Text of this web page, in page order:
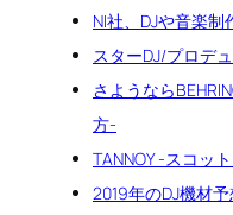
NI社、DJや音楽
スターDJ/プロデ
さようなら
方-
TANNOY -スコッ
2019年のDJ機材